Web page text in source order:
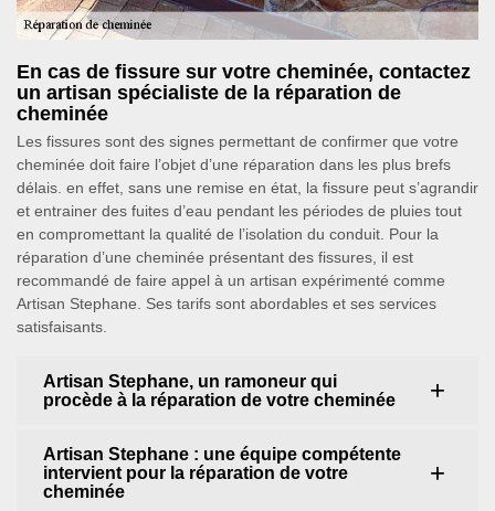
En cas de fissure sur votre cheminée, contactez
un artisan spécialiste de la réparation de
cheminée
Les fissures sont des signes permettant de confirmer que votre
cheminée doit faire l’objet d’une réparation dans les plus brefs
délais. en effet, sans une remise en état, la fissure peut s’agrandir
et entrainer des fuites d’eau pendant les périodes de pluies tout
en compromettant la qualité de l’isolation du conduit. Pour la
réparation d’une cheminée présentant des fissures, il est
recommandé de faire appel à un artisan expérimenté comme
Artisan Stephane. Ses tarifs sont abordables et ses services
satisfaisants.
Artisan Stephane, un ramoneur qui
procède à la réparation de votre cheminée
Artisan Stephane : une équipe compétente
intervient pour la réparation de votre
cheminée